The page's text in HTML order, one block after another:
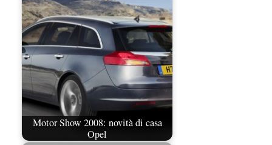
Motor Show 2008: novità di casa
Opel